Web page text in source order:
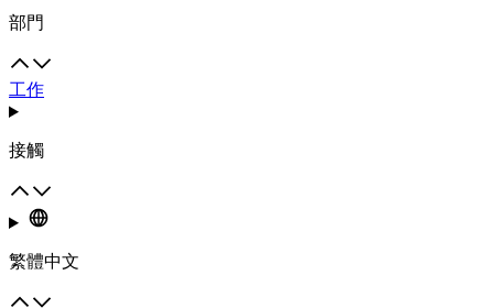
部門
工作
接觸
繁體中文